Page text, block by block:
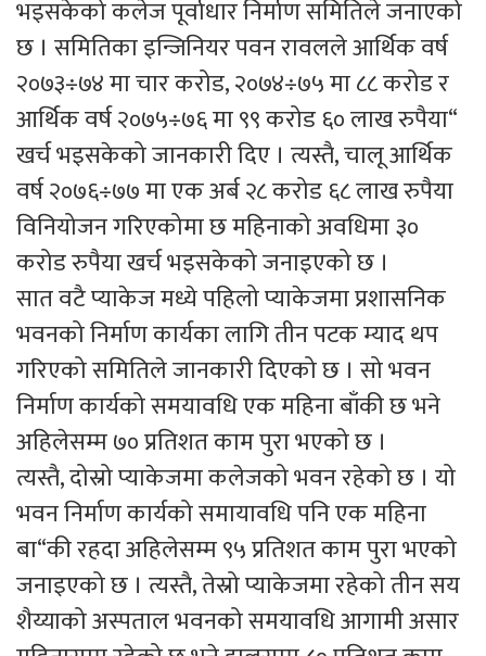
भइसकेको कलेज पूर्वाधार निर्माण समितिले जनाएको
छ । समितिका इन्जिनियर पवन रावलले आर्थिक वर्ष
२०७३÷७४ मा चार करोड, २०७४÷७५ मा ८८ करोड र
आर्थिक वर्ष २०७५÷७६ मा ९९ करोड ६० लाख रुपैया“
खर्च भइसकेको जानकारी दिए । त्यस्तै, चालू आर्थिक
वर्ष २०७६÷७७ मा एक अर्ब २८ करोड ६८ लाख रुपैया
विनियोजन गरिएकोमा छ महिनाको अवधिमा ३०
करोड रुपैया खर्च भइसकेको जनाइएको छ ।
सात वटै प्याकेज मध्ये पहिलो प्याकेजमा प्रशासनिक
भवनको निर्माण कार्यका लागि तीन पटक म्याद थप
गरिएको समितिले जानकारी दिएको छ । सो भवन
निर्माण कार्यको समयावधि एक महिना बाँकी छ भने
अहिलेसम्म ७० प्रतिशत काम पुरा भएको छ ।
त्यस्तै, दोस्रो प्याकेजमा कलेजको भवन रहेको छ । यो
भवन निर्माण कार्यको समायावधि पनि एक महिना
बा“की रहदा अहिलेसम्म ९५ प्रतिशत काम पुरा भएको
जनाइएको छ । त्यस्तै, तेस्रो प्याकेजमा रहेको तीन सय
शैय्याको अस्पताल भवनको समयावधि आगामी असार